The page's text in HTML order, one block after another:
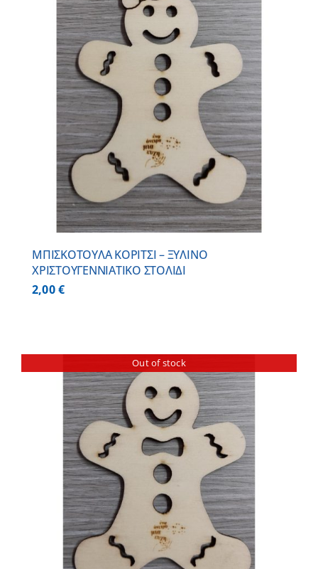
ΜΠΙΣΚΟΤΟΥΛΑ ΚΟΡΙΤΣΙ – ΞΥΛΙΝO
ΧΡΙΣΤΟΥΓΕΝΝΙΑΤΙΚO ΣΤΟΛΙΔΙ
2,00€
Out of stock